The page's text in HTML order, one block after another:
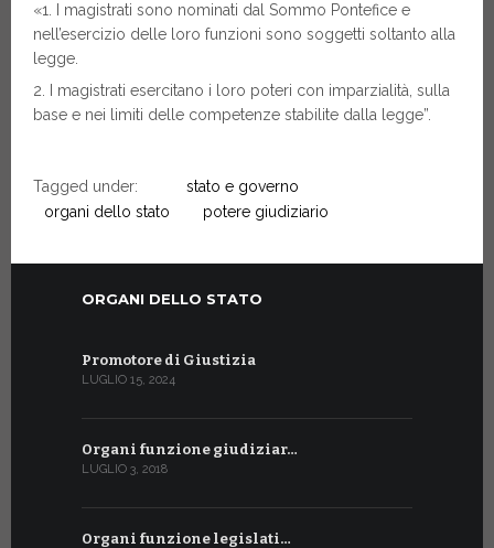
«1. I magistrati sono nominati dal Sommo Pontefice e
nell’esercizio delle loro funzioni sono soggetti soltanto alla
legge.
2. I magistrati esercitano i loro poteri con imparzialità, sulla
base e nei limiti delle competenze stabilite dalla legge”.
Tagged under:
stato e governo
organi dello stato
potere giudiziario
ORGANI DELLO STATO
Promotore di Giustizia
LUGLIO 15, 2024
Organi funzione giudiziar…
LUGLIO 3, 2018
Organi funzione legislati…